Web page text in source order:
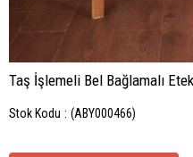
Taş İşlemeli Bel Bağlamalı
Stok Kodu (ABY000466)